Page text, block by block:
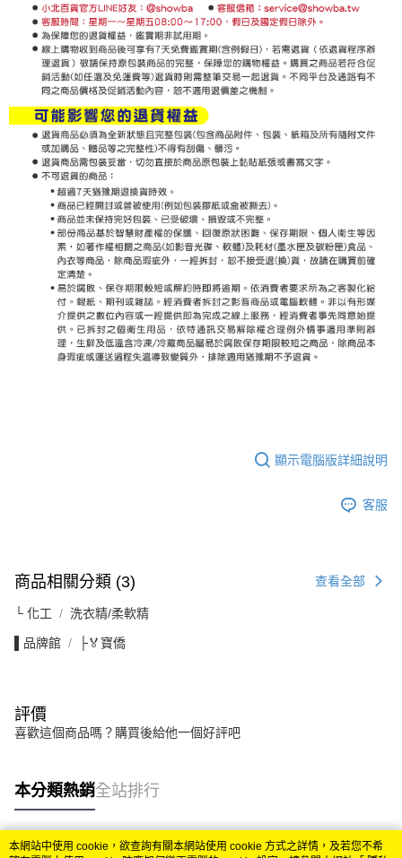
顯示電腦版詳細說明
客服
商品相關分類 (3) 查看全部
└ 化工 洗衣精/柔軟精
▌品牌館 ├🏅寶僑
評價
喜歡這個商品嗎？購買後給他一個好評吧
本分類熱銷全站排行
本網站中使用 cookie，欲查詢有關本網站使用 cookie 方式之詳情，及若您不希